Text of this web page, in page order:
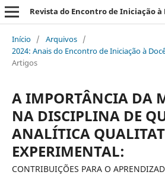
Revista do Encontro de Iniciação à
Início / Arquivos /
2024: Anais do Encontro de Iniciação à
Artigos
A IMPORTÂNCIA DA
NA DISCIPLINA DE
ANALÍTICA
EXPERIMENTAL:
CONTRIBUIÇÕES PARA O